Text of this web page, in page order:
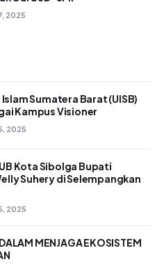
2025
Sumatera Barat (UISB)
Kampus Visioner
2025
Kota Sibolga Bupati
Suhery di Selempangkan
2025
MENJAGA EKOSISTEM